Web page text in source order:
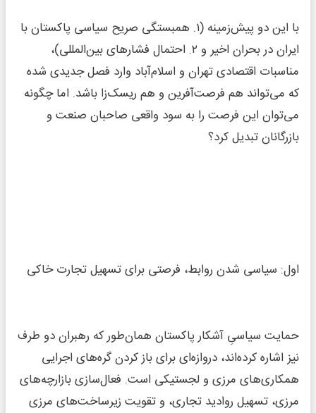
با این دو پیش‌زمینه (۱. همبستگی صریح سیاسی پاکستان با
ایران در بحران اخیر و ۲. احتمال فشار‌های بین‌المللی)،
مناسبات اقتصادی تهران و اسلام‌آباد وارد فصل جدیدی شده
که می‌تواند هم فرصت‌آفرین و هم ریسک‌زا باشد. اما چگونه
می‌توان این فرصت را به سود واقعی صاحبان صنعت و
بازرگانان تبدیل کرد؟
اول: سیاسی شدن روابط، فرصتی برای تسهیل تجارت خاکی
حمایت سیاسیِ آشکار پاکستان همان‌طور که رهبران دو طرف
نیز اشاره کرده‌اند، دروازه‌ای برای باز کردن گره‌های اجرایی
همکاری‌های مرزی و لجستیکی است. فعال‌سازی بازارچه‌های
مرزی، تسهیل روادید تجاری، و تقویت زیرساخت‌های مرزی